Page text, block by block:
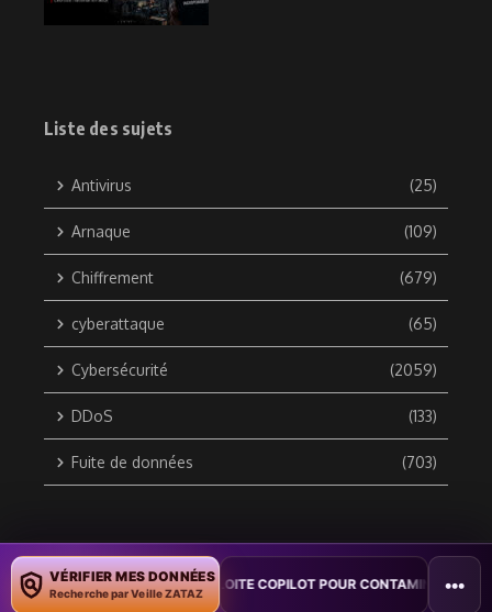
Liste des sujets
Antivirus (25)
Arnaque (109)
Chiffrement (679)
cyberattaque (65)
Cybersécurité (2059)
DDoS (133)
Fuite de données (703)
Copyright © 2010 / 2026 DATA SECURITY BREACH - Groupe
ZATAZ Média
VÉRIFIER MES DONNÉES
Recherche par Veille ZATAZ
: UN VER WORD EXPLOITE COPILOT POUR CONTAMINER DES •••